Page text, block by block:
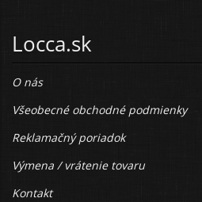
Locca.sk
O nás
Všeobecné obchodné podmienky
Reklamačný poriadok
Výmena / vrátenie tovaru
Kontakt